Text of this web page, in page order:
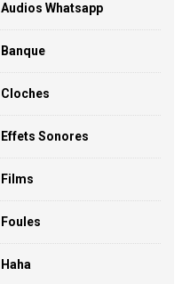
Audios Whatsapp
Banque
Cloches
Effets Sonores
Films
Foules
Haha